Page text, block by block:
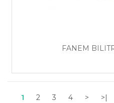
FANEM
1 2 3 4 > >|